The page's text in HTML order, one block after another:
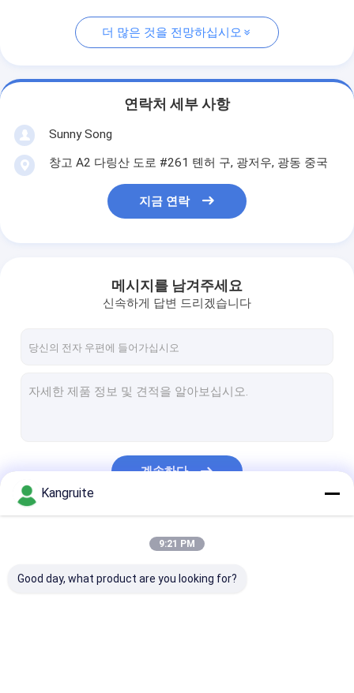
더 많은 것을 전망하십시오
연락처 세부 사항
Sunny Song
창고 A2 다링산 도로 #261 톈허 구, 광저우, 광동 중국
지금 연락
메시지를 남겨주세요
신속하게 답변 드리겠습니다
계속하다
Kangruite
9:21 PM
Good day, what product are you looking for?